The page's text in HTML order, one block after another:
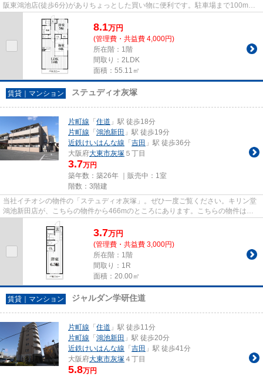
阪東鴻池店(徒歩6分)がありちょっとした買い物に便利です。駐車場まで100mの
物件、いかがでしょうか。こち...
8.1万円
(管理費・共益費 4,000円)
所在階：1階
間取り：2LDK
面積：55.11㎡
賃貸｜マンション ステュディオ灰塚
片町線 「 住道 」駅 徒歩18分
片町線 「 鴻池新田 」駅 徒歩19分
近鉄けいはんな線 「 吉田 」駅 徒歩36分
大阪府大東市灰塚 ５丁目
3.7万円
築年数：築26年 ｜販売中： 1室
階数：3階建
当社イチオシの物件の「ステュディオ灰塚」。ぜひ一度ご覧ください。キリン堂
鴻池新田店が、こちらの物件から466mのところにあります。こちらの物件はマ
ンションです。陽が当たるマン...
3.7万円
(管理費・共益費 3,000円)
所在階：1階
間取り：1R
面積：20.00㎡
賃貸｜マンション ジャルダン学研住道
片町線 「 住道 」駅 徒歩11分
片町線 「 鴻池新田 」駅 徒歩20分
近鉄けいはんな線 「 吉田 」駅 徒歩41分
大阪府大東市灰塚 ４丁目
5.8万円